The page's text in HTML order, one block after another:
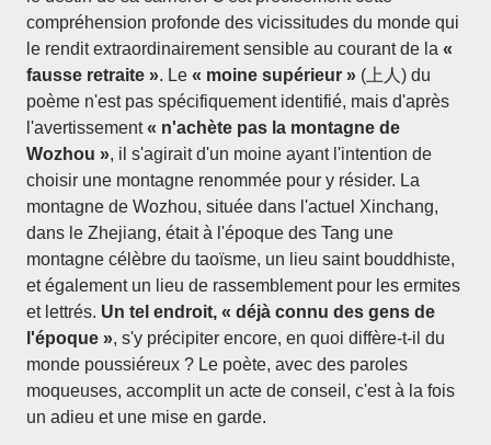
compréhension profonde des vicissitudes du monde qui
le rendit extraordinairement sensible au courant de la «
fausse retraite ». Le « moine supérieur » (上人) du
poème n'est pas spécifiquement identifié, mais d'après
l'avertissement« n'achète pas la montagne de
Wozhou », il s'agirait d'un moine ayant l'intention de
choisir une montagne renommée pour y résider. La
montagne de Wozhou, située dans l'actuel Xinchang,
dans le Zhejiang, était à l'époque des Tang une
montagne célèbre du taoïsme, un lieu saint bouddhiste,
et également un lieu de rassemblement pour les ermites
et lettrés. Un tel endroit, « déjà connu des gens de
l'époque », s'y précipiter encore, en quoi diffère-t-il du
monde poussiéreux ? Le poète, avec des paroles
moqueuses, accomplit un acte de conseil, c'est à la fois
un adieu et une mise en garde.